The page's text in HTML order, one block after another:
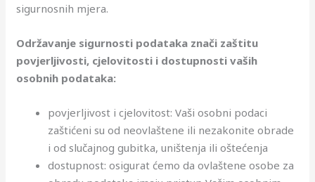
sigurnosnih mjera.
Održavanje sigurnosti podataka znači zaštitu
povjerljivosti, cjelovitosti i dostupnosti vaših
osobnih podataka:
povjerljivost i cjelovitost: Vaši osobni podaci
zaštićeni su od neovlaštene ili nezakonite obrade
i od slučajnog gubitka, uništenja ili oštećenja
dostupnost: osigurat ćemo da ovlaštene osobe za